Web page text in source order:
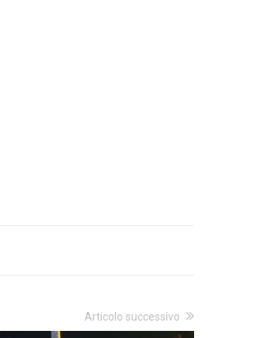
Articolo successivo